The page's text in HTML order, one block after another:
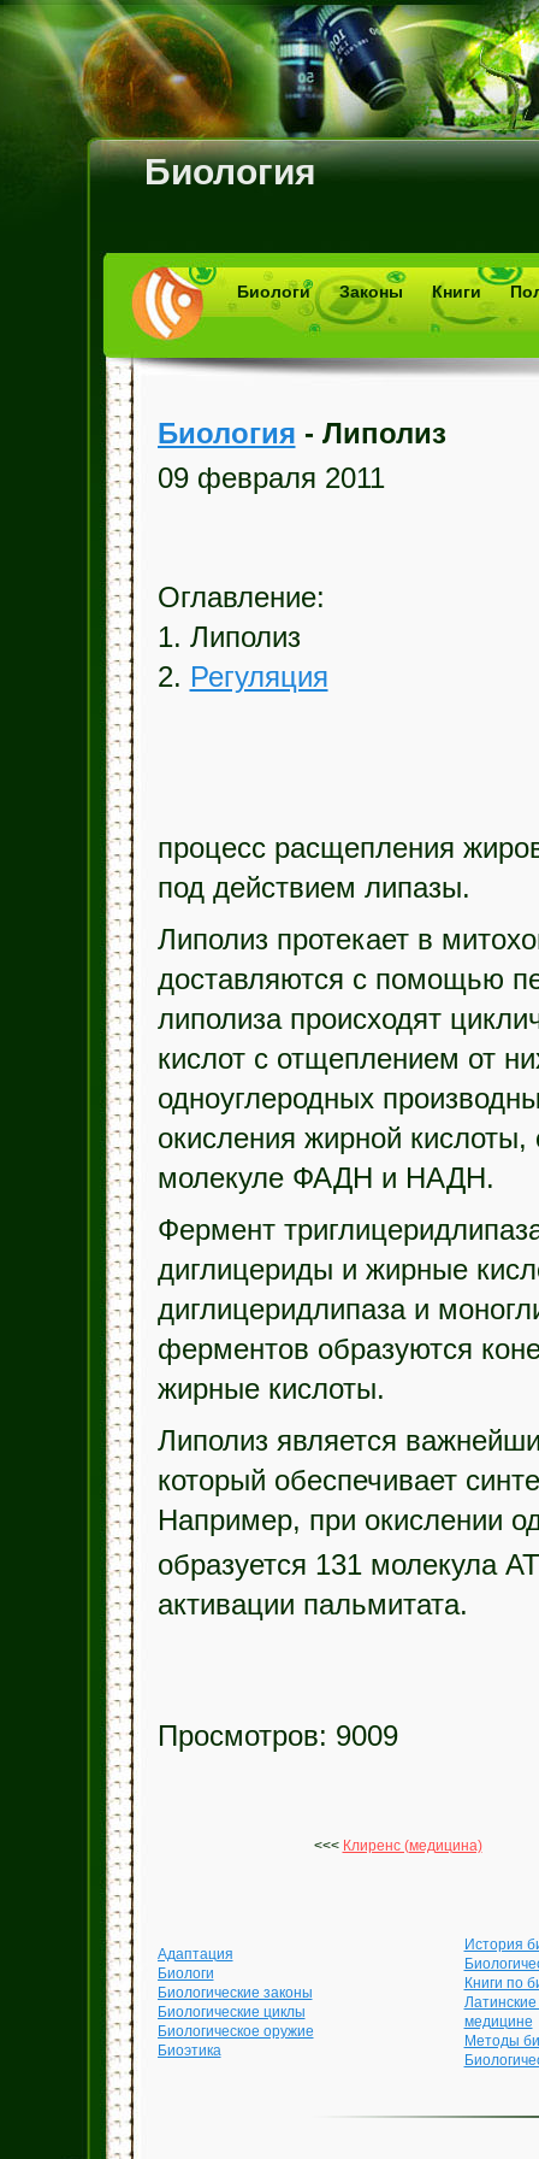
Биология
Биологи Законы Книги
Биология - Липолиз
09 февраля 2011
Оглавление:
1. Липолиз
2. Регуляция
процесс расщепления
под действием липазы.
Липолиз протекает в
доставляются с помощью
липолиза происходят
кислот с отщеплением от
одноуглеродных
окисления жирной
молекуле ФАДН и НАДН.
Фермент
диглицериды и жирные
диглицеридлипаза и
ферментов образуются
жирные кислоты.
Липолиз является
который обеспечивает
Например, при окислении
образуется 131 молекула
активации пальмитата.
Просмотров: 9009
<<< Клиренс (медицина)
Адаптация
Биологи
Биологические законы
Биологические циклы
Биологическое оружие
Биоэтика
История
Книги по
медицине
Методы